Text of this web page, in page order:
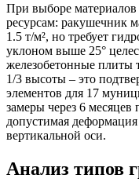
При выборе материалов
ресурсам: ракушечник
1.5 т/м², но требует
уклоном выше 25°
железобетонные плиты
1/3 высоты – это
элементов для 17
замеры через 6 месяцев
допустимая
вертикальной оси.
Анализ типов